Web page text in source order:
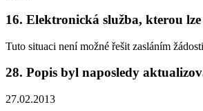
16. Elektronická služba, kterou
Tuto situaci není možné řešit zasláním
28. Popis byl naposledy
27.02.2013